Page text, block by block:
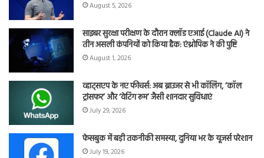
August 5, 2026
साइबर सुरक्षा परीक्षण के दौरान क्लॉड एआई (Claude AI) ने
तीन असली कंपनियों को किया हैक: एंथ्रोपिक ने की पुष्टि
August 1, 2026
व्हाट्सएप के नए फीचर्स: अब ब्राउजर से भी कॉलिंग, ‘कॉल
ट्रांसफर’ और ‘वेटिंग रूम’ जैसी शानदार सुविधाएं
July 29, 2026
फेसबुक में बड़ी तकनीकी समस्या, दुनिया भर के यूजर्स परेशान
July 19, 2026